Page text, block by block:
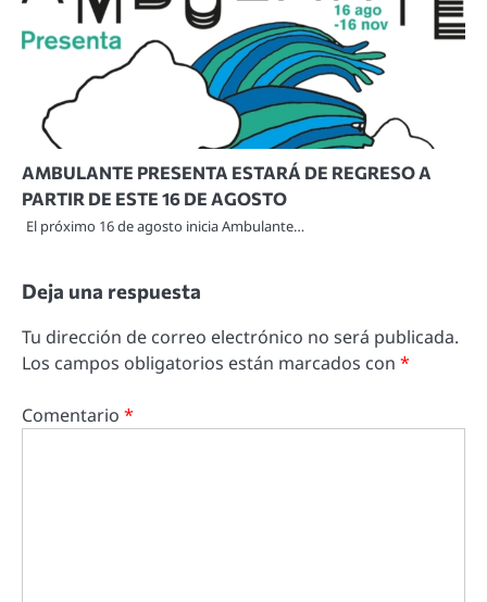
AMBULANTE PRESENTA ESTARÁ DE REGRESO A
PARTIR DE ESTE 16 DE AGOSTO
El próximo 16 de agosto inicia Ambulante…
Deja una respuesta
Tu dirección de correo electrónico no será publicada.
Los campos obligatorios están marcados con *
Comentario *